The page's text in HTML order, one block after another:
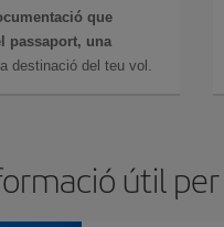
que
passaport, una
destinació del teu vol.
útil